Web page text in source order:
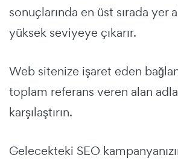
sonuçlarında en üst sırada yer
yüksek seviyeye çıkarır.
Web sitenize işaret eden
toplam referans veren alan
karşılaştırın.
Gelecekteki SEO